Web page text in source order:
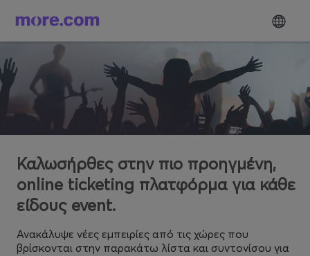
Καλωσήρθες στην πιο προηγμένη,
online ticketing πλατφόρμα για κάθε
είδους event.
Ανακάλυψε νέες εμπειρίες από τις χώρες που
βρίσκονται στην παρακάτω λίστα και συντονίσου για